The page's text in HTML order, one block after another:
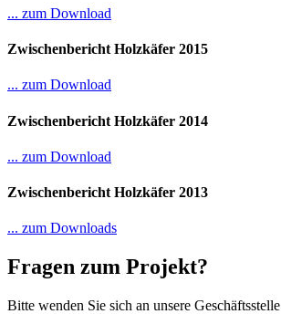
... zum Download
Zwischenbericht Holzkäfer 2015
... zum Download
Zwischenbericht Holzkäfer 2014
... zum Download
Zwischenbericht Holzkäfer 2013
... zum Downloads
Fragen zum Projekt?
Bitte wenden Sie sich an unsere Geschäftsstelle